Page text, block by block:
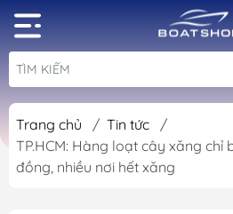
Trang chủ / Tin tức
/
TP.HCM: Hàng loạt cây xăng chỉ
đồng, nhiều nơi hết xăng